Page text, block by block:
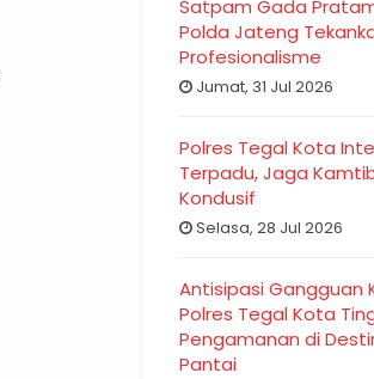
Satpam Gada
Polda Jateng
Profesionalisme
Jumat, 31 Jul 2026
Polres Tegal Kota
Terpadu, Jaga
Kondusif
Selasa, 28 Jul 2026
Antisipasi Gangguan
Polres Tegal Kota
Pengamanan di
Pantai